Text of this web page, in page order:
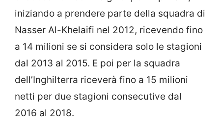
iniziando a prendere parte della squadra di
Nasser Al-Khelaifi nel 2012, ricevendo fino
a 14 milioni se si considera solo le stagioni
dal 2013 al 2015. E poi per la squadra
dell’Inghilterra riceverà fino a 15 milioni
netti per due stagioni consecutive dal
2016 al 2018.